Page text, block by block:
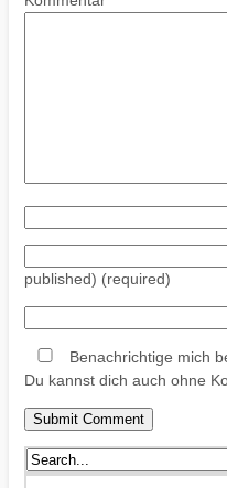
published) (required)
Benachrichtige mich
Du kannst dich auch ohne